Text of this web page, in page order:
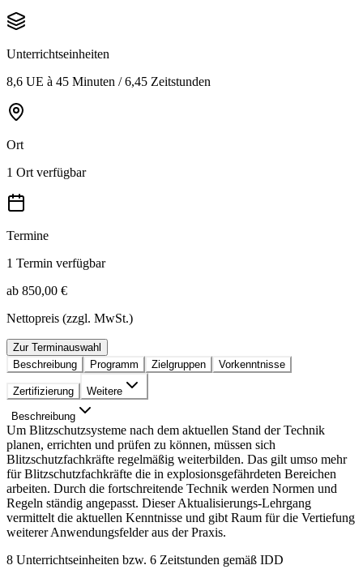
Unterrichtseinheiten
8,6 UE à 45 Minuten / 6,45 Zeitstunden
Ort
1 Ort verfügbar
Termine
1 Termin verfügbar
ab 850,00 €
Nettopreis (zzgl. MwSt.)
Zur Terminauswahl
Beschreibung
Programm Zielgruppen Vorkenntnisse
Zertifizierung Weitere
Beschreibung
Um Blitzschutzsysteme nach dem aktuellen Stand der Technik
planen, errichten und prüfen zu können, müssen sich
Blitzschutzfachkräfte regelmäßig weiterbilden. Das gilt umso mehr
für Blitzschutzfachkräfte die in explosionsgefährdeten Bereichen
arbeiten. Durch die fortschreitende Technik werden Normen und
Regeln ständig angepasst. Dieser Aktualisierungs-Lehrgang
vermittelt die aktuellen Kenntnisse und gibt Raum für die Vertiefung
weiterer Anwendungsfelder aus der Praxis.
8 Unterrichtseinheiten bzw. 6 Zeitstunden gemäß IDD